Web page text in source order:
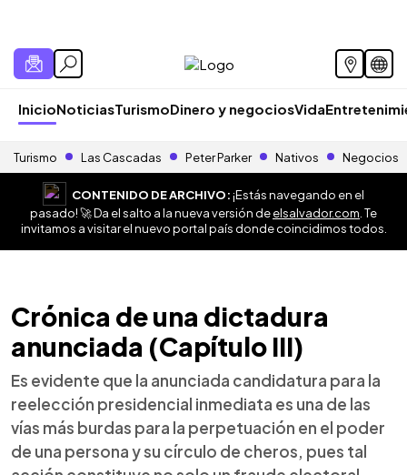
InicioNoticiasTurismoDinero y negociosVida
Turismo Las Cascadas Peter Parker Nativos Negocios
CONTENIDO DE ARCHIVO:¡Estás navegando en el
pasado! 🚀 Da el salto a la nueva versión deelsalvador.com . Te
invitamos a visitar el nuevo portal país donde coincidimos todos.
Crónica de una dictadura
anunciada (Capítulo III)
Es evidente que la anunciada candidatura para la
reelección presidencial inmediata es una de las
vías más burdas para la perpetuación en el poder
de una persona y su círculo de cheros, pues tal